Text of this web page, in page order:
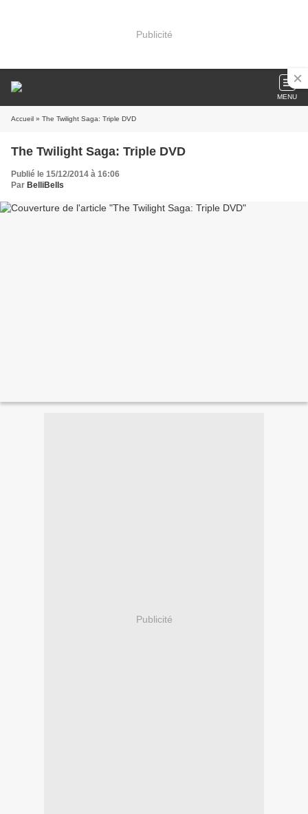
Publicité
MENU
Accueil » The Twilight Saga: Triple DVD
The Twilight Saga: Triple DVD
Publié le 15/12/2014 à 16:06
Par BelliBells
Publicité